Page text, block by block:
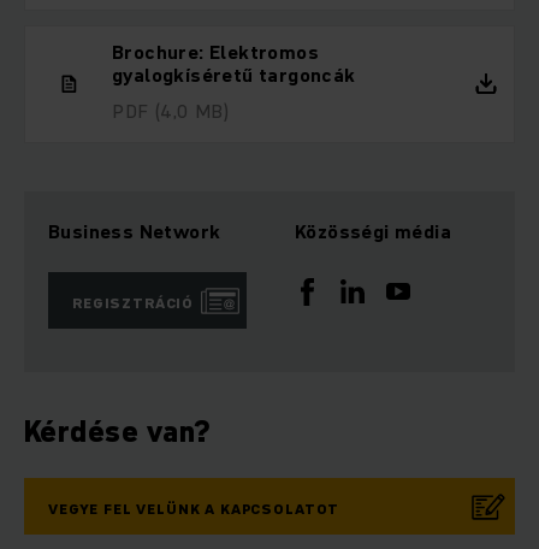
Brochure: Elektromos
gyalogkíséretű targoncák
PDF (4,0 MB)
Business Network
REGISZTRÁCIÓ
Közösségi média
Kérdése van?
VEGYE FEL VELÜNK A KAPCSOLATOT